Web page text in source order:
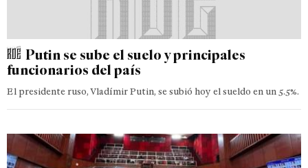
Putin se sube el suelo y principales
funcionarios del país
El presidente ruso, Vladímir Putin, se subió hoy el sueldo en un 5.5%.